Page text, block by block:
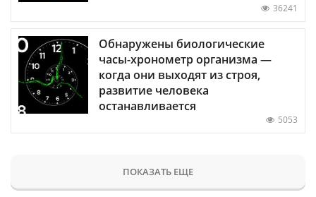
36241
Обнаружены биологические
часы-хронометр организма —
когда они выходят из строя,
развитие человека
останавливается
5053
ПОКАЗАТЬ ЕЩЕ